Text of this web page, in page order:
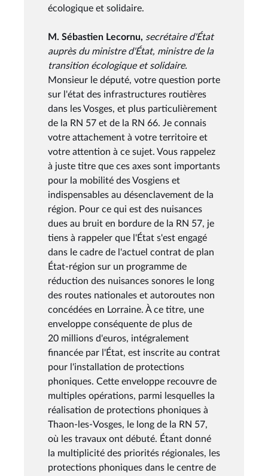
écologique et solidaire.
M. Sébastien Lecornu, secrétaire d'État
auprès du ministre d'État, ministre de la
transition écologique et solidaire.
Monsieur le député, votre question porte
sur l'état des infrastructures routières
dans les Vosges, et plus particulièrement
de la RN 57 et de la RN 66. Je connais
votre attachement à votre territoire et
votre attention à ce sujet. Vous rappelez
à juste titre que ces axes sont importants
pour la mobilité des Vosgiens et
indispensables au désenclavement de la
région. Pour ce qui est des nuisances
dues au bruit en bordure de la RN 57, je
tiens à rappeler que l'État s'est engagé
dans le cadre de l'actuel contrat de plan
État-région sur un programme de
réduction des nuisances sonores le long
des routes nationales et autoroutes non
concédées en Lorraine. À ce titre, une
enveloppe conséquente de plus de
20 millions d'euros, intégralement
financée par l'État, est inscrite au contrat
pour l'installation de protections
phoniques. Cette enveloppe recouvre de
multiples opérations, parmi lesquelles la
réalisation de protections phoniques à
Thaon-les-Vosges, le long de la RN 57,
où les travaux ont débuté. Étant donné
la multiplicité des priorités régionales, les
protections phoniques dans le centre de